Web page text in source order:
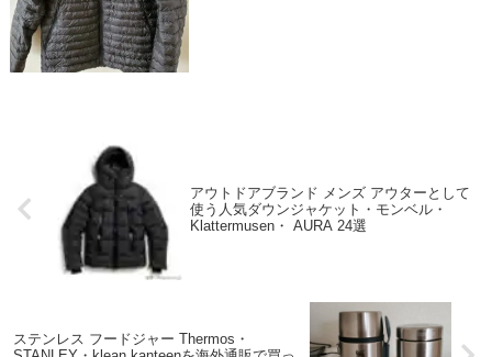
アウトドアブランド メンズ アウターとして
使う人気ダウンジャケット・モンベル・
Klattermusen・ AURA 24選
ステンレス フードジャー Thermos・